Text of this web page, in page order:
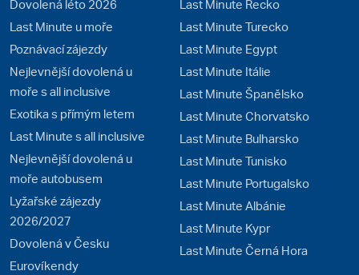
Dovolená léto 2026
Last Minute u moře
Poznávací zájezdy
Nejlevnější dovolená u
moře s all inclusive
Exotika s přímým letem
Last Minute s all inclusive
Nejlevnější dovolená u
moře autobusem
Lyžařské zájezdy
2026/2027
Dovolená v Česku
Eurovíkendy
Last Minute Řecko
Last Minute Turecko
Last Minute Egypt
Last Minute Itálie
Last Minute Španělsko
Last Minute Chorvatsko
Last Minute Bulharsko
Last Minute Tunisko
Last Minute Portugalsko
Last Minute Albánie
Last Minute Kypr
Last Minute Černá Hora